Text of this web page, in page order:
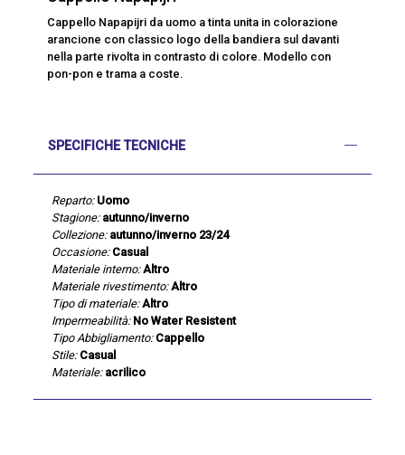
Cappello Napapijri da uomo a tinta unita in colorazione
arancione con classico logo della bandiera sul davanti
nella parte rivolta in contrasto di colore. Modello con
pon-pon e trama a coste.
SPECIFICHE TECNICHE
Reparto: Uomo
Stagione: autunno/inverno
Collezione: autunno/inverno 23/24
Occasione: Casual
Materiale interno: Altro
Materiale rivestimento: Altro
Tipo di materiale: Altro
Impermeabilità: No Water Resistent
Tipo Abbigliamento: Cappello
Stile: Casual
Materiale: acrilico